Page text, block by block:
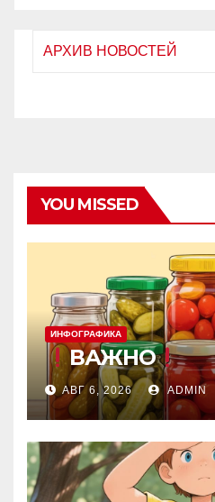
АРХИВ НОВОСТЕЙ
YOU MISSED
ИНФОГРАФИКА
ВАЖНО
АВГ 6, 2026 ADMIN